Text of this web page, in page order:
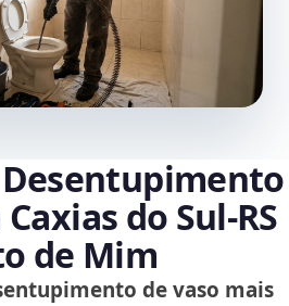
do Sul‑RS
de Mim
de vaso mais